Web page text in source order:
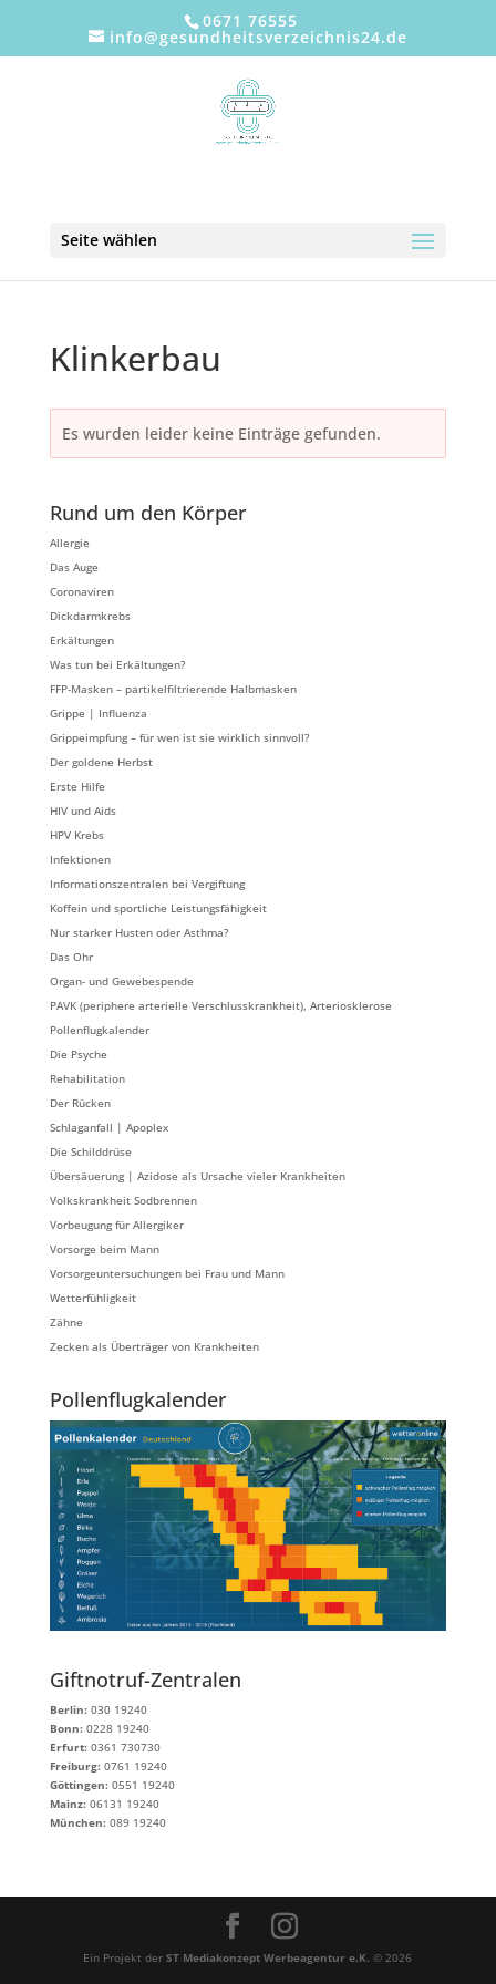
0671 76555
info@gesundheitsverzeichnis24.de
Seite wählen
Klinkerbau
Es wurden leider keine Einträge gefunden.
Rund um den Körper
Allergie
Das Auge
Coronaviren
Dickdarmkrebs
Erkältungen
Was tun bei Erkältungen?
FFP-Masken – partikelfiltrierende Halbmasken
Grippe | Influenza
Grippeimpfung – für wen ist sie wirklich sinnvoll?
Der goldene Herbst
Erste Hilfe
HIV und Aids
HPV Krebs
Infektionen
Informationszentralen bei Vergiftung
Koffein und sportliche Leistungsfähigkeit
Nur starker Husten oder Asthma?
Das Ohr
Organ- und Gewebespende
PAVK (periphere arterielle Verschlusskrankheit), Arteriosklerose
Pollenflugkalender
Die Psyche
Rehabilitation
Der Rücken
Schlaganfall | Apoplex
Die Schilddrüse
Übersäuerung | Azidose als Ursache vieler Krankheiten
Volkskrankheit Sodbrennen
Vorbeugung für Allergiker
Vorsorge beim Mann
Vorsorgeuntersuchungen bei Frau und Mann
Wetterfühligkeit
Zähne
Zecken als Überträger von Krankheiten
Pollenflugkalender
Giftnotruf-Zentralen
Berlin:030 19240
Bonn:0228 19240
Erfurt:0361 730730
Freiburg:0761 19240
Göttingen:0551 19240
Mainz:06131 19240
München:089 19240
Ein Projekt derST Mediakonzept Werbeagentur e.K. © 2026